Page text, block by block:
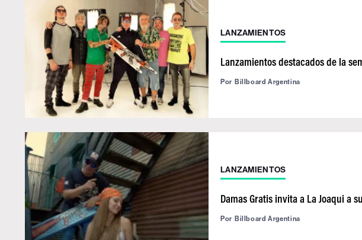
LANZAMIENTOS
Lanzamientos destacados de la
Por Billboard Argentina
LANZAMIENTOS
Damas Gratis invita a La Joaqui a
Por Billboard Argentina